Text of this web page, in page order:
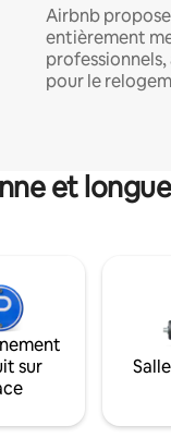
Airbnb
entièrement
pour le
et
sur